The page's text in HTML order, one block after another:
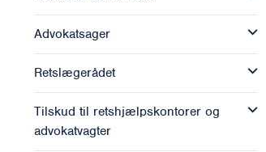
Advokatsager
Retslægerådet
Tilskud til retshjælpskontorer og
advokatvagter